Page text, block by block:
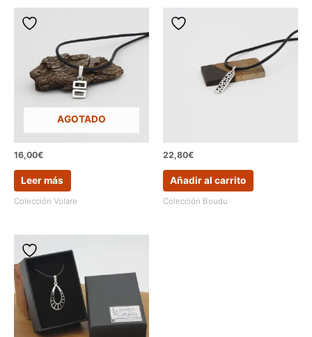
AGOTADO
16,00€
Leer más
Colección Volare
22,80€
Añadir al carrito
Colección Boudu